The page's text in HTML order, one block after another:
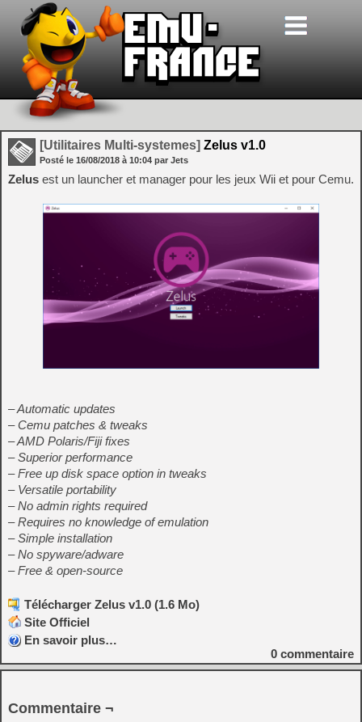
[Utilitaires Multi-systemes] Zelus v1.0
Posté le 16/08/2018 à 10:04 par Jets
Zelus est un launcher et manager pour les jeux Wii et pour Cemu.
– Automatic updates
– Cemu patches & tweaks
– AMD Polaris/Fiji fixes
– Superior performance
– Free up disk space option in tweaks
– Versatile portability
– No admin rights required
– Requires no knowledge of emulation
– Simple installation
– No spyware/adware
– Free & open-source
Télécharger Zelus v1.0 (1.6 Mo)
Site Officiel
En savoir plus…
0 commentaire
Commentaire ¬